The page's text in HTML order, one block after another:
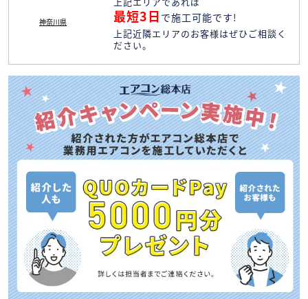
神奈川県 最短3日 で施工可能です!
上記近隣エリアのお客様はぜひご相談く
ださい。